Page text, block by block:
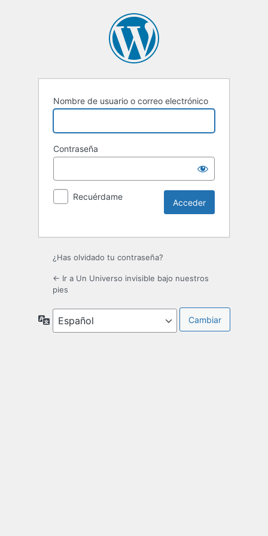
Nombre de usuario o correo electrónico
Contraseña
Recuérdame
¿Has olvidado tu contraseña?
← Ir a Un Universo invisible bajo nuestros
pies
Idioma